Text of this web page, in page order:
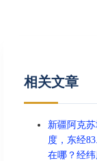
相关文章
新疆阿克
度，东经
在哪？经